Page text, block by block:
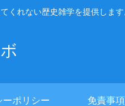
くれない歴史雑学を提供します
ーポリシー 免責事項